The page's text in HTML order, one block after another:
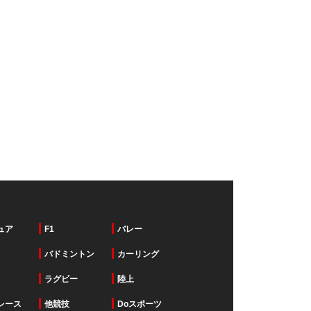
ア F1 バレー
バドミントン カーリング
ラグビー 陸上
ース 他競技 Doスポーツ